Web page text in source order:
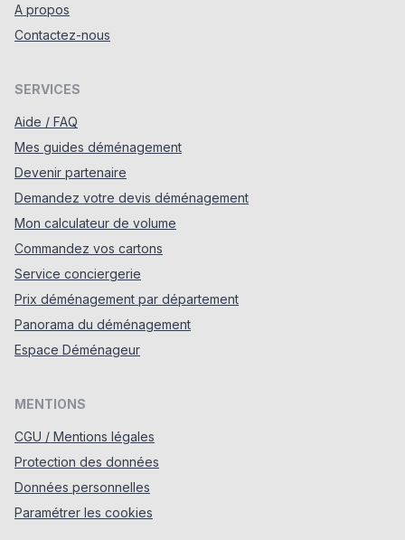
A propos
Contactez-nous
SERVICES
Aide / FAQ
Mes guides déménagement
Devenir partenaire
Demandez votre devis déménagement
Mon calculateur de volume
Commandez vos cartons
Service conciergerie
Prix déménagement par département
Panorama du déménagement
Espace Déménageur
MENTIONS
CGU / Mentions légales
Protection des données
Données personnelles
Paramétrer les cookies